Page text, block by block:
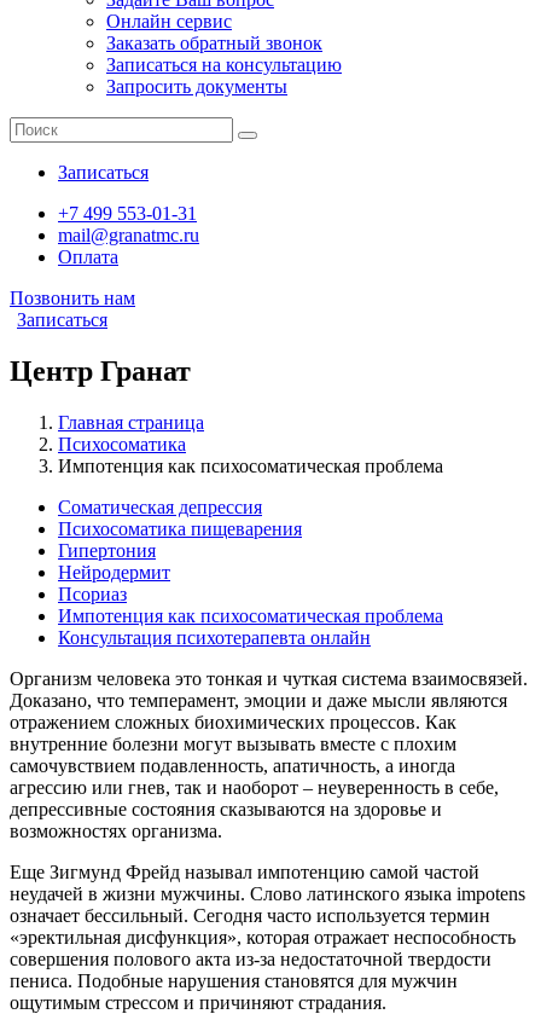
Онлайн сервис
Заказать обратный звонок
Записаться на консультацию
Запросить документы
Записаться
+7 499 553-01-31
mail@granatmc.ru
Оплата
Позвонить нам
Записаться
Центр Гранат
Главная страница
Психосоматика
Импотенция как психосоматическая проблема
Соматическая депрессия
Психосоматика пищеварения
Гипертония
Нейродермит
Псориаз
Импотенция как психосоматическая проблема
Консультация психотерапевта онлайн
Организм человека это тонкая и чуткая система взаимосвязей.
Доказано, что темперамент, эмоции и даже мысли являются
отражением сложных биохимических процессов. Как
внутренние болезни могут вызывать вместе с плохим
самочувствием подавленность, апатичность, а иногда
агрессию или гнев, так и наоборот – неуверенность в себе,
депрессивные состояния сказываются на здоровье и
возможностях организма.
Еще Зигмунд Фрейд называл импотенцию самой частой
неудачей в жизни мужчины. Слово латинского языка impotens
означает бессильный. Сегодня часто используется термин
«эректильная дисфункция», которая отражает неспособность
совершения полового акта из-за недостаточной твердости
пениса. Подобные нарушения становятся для мужчин
ощутимым стрессом и причиняют страдания.